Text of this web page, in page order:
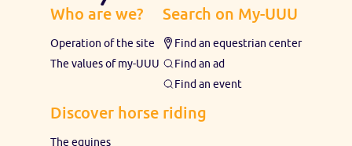
Who are we?
Operation of the site
The values ​​of my-UUU
Search on My-UUU
Find an equestrian center
Find an ad
Find an event
Discover horse riding
The equines